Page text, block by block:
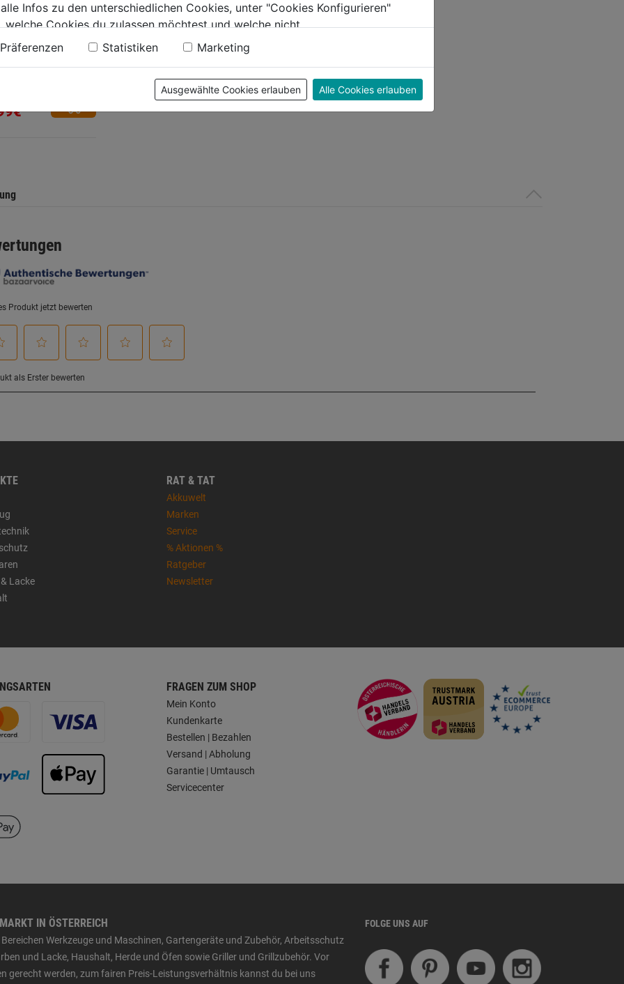
Futura
XXL LIFT
Lacke
RAT & TAT
Akkuwelt
Marken
Service
% Aktionen %
Ratgeber
Newsletter
FRAGEN ZUM SHOP
Mein Konto
Kundenkarte
Bestellen | Bezahlen
Versand | Abholung
Garantie | Umtausch
Servicecenter
IN ÖSTERREICH
Werkzeuge und Maschinen, Gartengeräte und Zubehör, Arbeitsschutz
und Lacke, Haushalt, Herde und Öfen sowie Griller und Grillzubehör. Vor
gerecht werden, zum fairen Preis-Leistungsverhältnis kannst du bei uns
FOLGE UNS AUF
Infos zu den unterschiedlichen Cookies, unter "Cookies Konfigurieren"
welche Cookies du zulassen möchtest und welche nicht.
findest du in unserer Datenschutzerklärung
Präferenzen Statistiken Marketing
Ausgewählte Cookies erlauben Alle Cookies erlauben